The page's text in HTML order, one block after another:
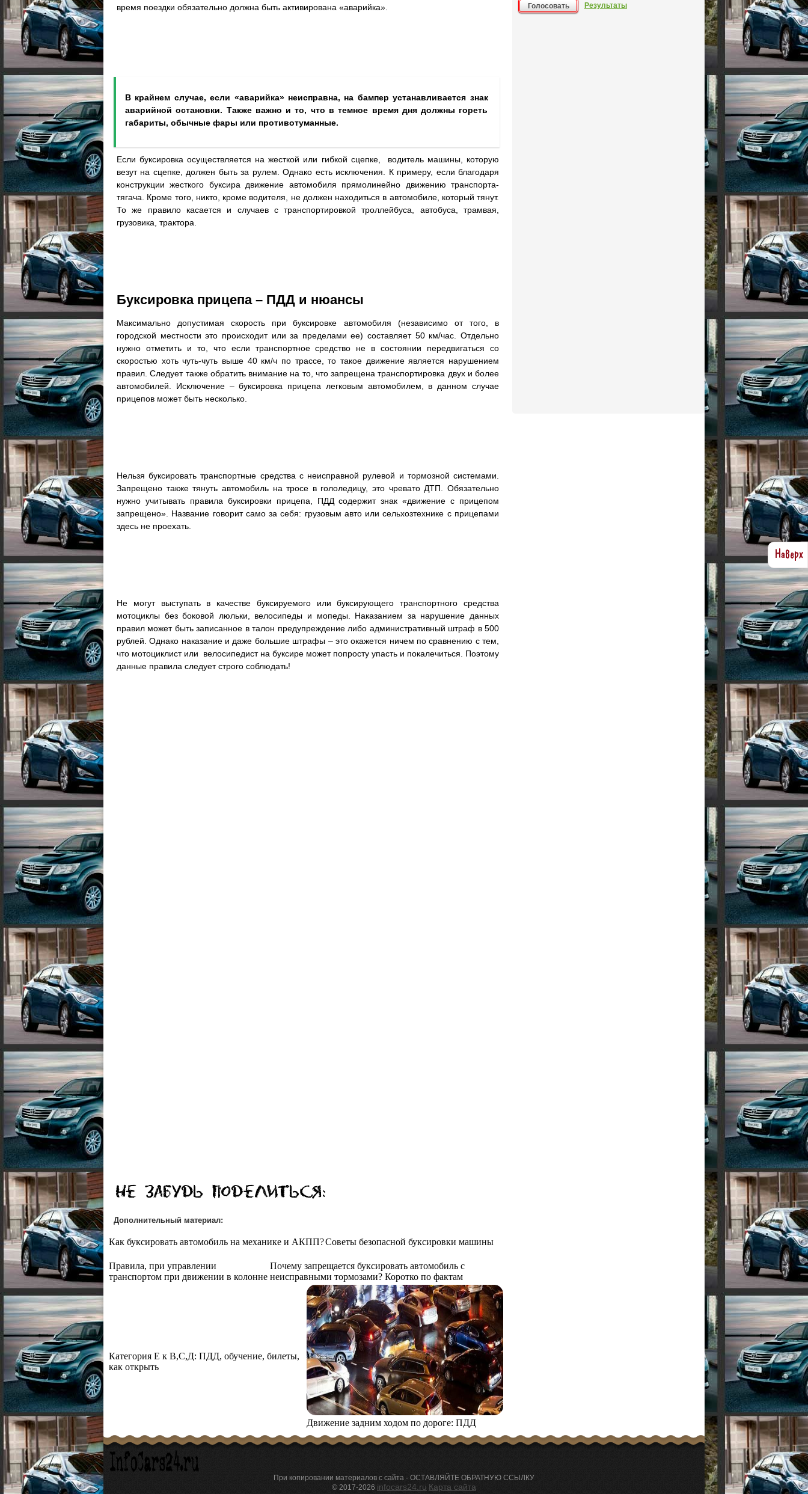
Голосовать Результаты
время поездки обязательно должна быть активирована «аварийка».
В крайнем случае, если «аварийка» неисправна, на бампер устанавливается знак
аварийной остановки. Также важно и то, что в темное время дня должны гореть
габариты, обычные фары или противотуманные.
Если буксировка осуществляется на жесткой или гибкой сцепке, водитель машины, которую
везут на сцепке, должен быть за рулем. Однако есть исключения. К примеру, если благодаря
конструкции жесткого буксира движение автомобиля прямолинейно движению транспорта-
тягача. Кроме того, никто, кроме водителя, не должен находиться в автомобиле, который тянут.
То же правило касается и случаев с транспортировкой троллейбуса, автобуса, трамвая,
грузовика, трактора.
Буксировка прицепа – ПДД и нюансы
Максимально допустимая скорость при буксировке автомобиля (независимо от того, в
городской местности это происходит или за пределами ее) составляет 50 км/час. Отдельно
нужно отметить и то, что если транспортное средство не в состоянии передвигаться со
скоростью хоть чуть-чуть выше 40 км/ч по трассе, то такое движение является нарушением
правил. Следует также обратить внимание на то, что запрещена транспортировка двух и более
автомобилей. Исключение – буксировка прицепа легковым автомобилем, в данном случае
прицепов может быть несколько.
Нельзя буксировать транспортные средства с неисправной рулевой и тормозной системами.
Запрещено также тянуть автомобиль на тросе в гололедицу, это чревато ДТП. Обязательно
нужно учитывать правила буксировки прицепа, ПДД содержит знак «движение с прицепом
запрещено». Название говорит само за себя: грузовым авто или сельхозтехнике с прицепами
здесь не проехать.
Не могут выступать в качестве буксируемого или буксирующего транспортного средства
мотоциклы без боковой люльки, велосипеды и мопеды. Наказанием за нарушение данных
правил может быть записанное в талон предупреждение либо административный штраф в 500
рублей. Однако наказание и даже большие штрафы – это окажется ничем по сравнению с тем,
что мотоциклист или велосипедист на буксире может попросту упасть и покалечиться. Поэтому
данные правила следует строго соблюдать!
Дополнительный материал:
Как буксировать автомобиль на механике и АКПП?Советы безопасной буксировки машины
Правила, при управлении
транспортом при движении в колонне
Почему запрещается буксировать автомобиль с
неисправными тормозами? Коротко по фактам
Категория Е к В,С,Д: ПДД, обучение, билеты,
как открыть
Движение задним ходом по дороге: ПДД
При копировании материалов с сайта - ОСТАВЛЯЙТЕ ОБРАТНУЮ ССЫЛКУ
© 2017-2026 infocars24.ru Карта сайта